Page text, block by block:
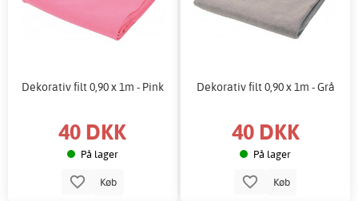
Dekorativ filt 0,90 x 1m - Pink
40 DKK
På lager
Køb
Dekorativ filt 0,90 x 1m - Grå
40 DKK
På lager
Køb